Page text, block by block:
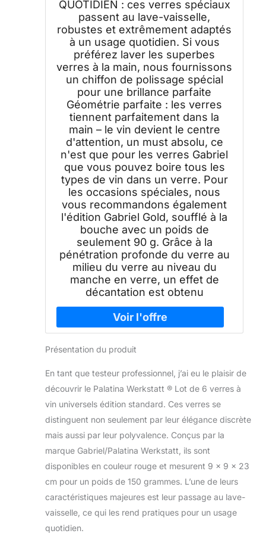
QUOTIDIEN : ces verres spéciaux
passent au lave-vaisselle,
robustes et extrêmement adaptés
à un usage quotidien. Si vous
préférez laver les superbes
verres à la main, nous fournissons
un chiffon de polissage spécial
pour une brillance parfaite
Géométrie parfaite : les verres
tiennent parfaitement dans la
main – le vin devient le centre
d'attention, un must absolu, ce
n'est que pour les verres Gabriel
que vous pouvez boire tous les
types de vin dans un verre. Pour
les occasions spéciales, nous
vous recommandons également
l'édition Gabriel Gold, soufflé à la
bouche avec un poids de
seulement 90 g. Grâce à la
pénétration profonde du verre au
milieu du verre au niveau du
manche en verre, un effet de
décantation est obtenu
Présentation du produit
En tant que testeur professionnel, j’ai eu le plaisir de
découvrir le Palatina Werkstatt ® Lot de 6 verres à
vin universels édition standard. Ces verres se
distinguent non seulement par leur élégance discrète
mais aussi par leur polyvalence. Conçus par la
marque Gabriel/Palatina Werkstatt, ils sont
disponibles en couleur rouge et mesurent 9 x 9 x 23
cm pour un poids de 150 grammes. L’une de leurs
caractéristiques majeures est leur passage au lave-
vaisselle, ce qui les rend pratiques pour un usage
quotidien.